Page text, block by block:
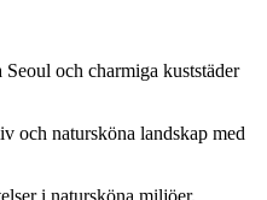
och charmiga kuststäder
och natursköna landskap med